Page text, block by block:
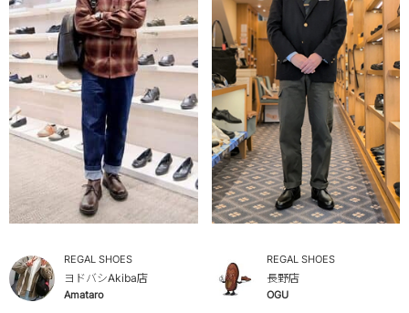
REGAL SHOES
ヨドバシAkiba店
Amataro
REGAL SHOES
長野店
OGU